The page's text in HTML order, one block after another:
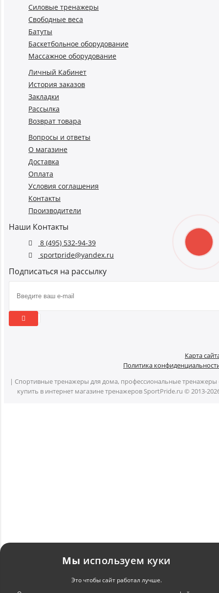
Силовые тренажеры
Свободные веса
Батуты
Баскетбольное оборудование
Массажное оборудование
Личный Кабинет
История заказов
Закладки
Рассылка
Возврат товара
Вопросы и ответы
О магазине
Доставка
Оплата
Условия соглашения
Контакты
Производители
Наши Контакты
8 (495) 532-94-39
sportpride@yandex.ru
Подписаться на рассылку
Карта
Политика
| Спортивные тренажеры для дома, профессиональные тренажеры
купить в интернет магазине тренажеров SportPride.ru © 2013-
Мы используем куки
Это чтобы сайт работал лучше.